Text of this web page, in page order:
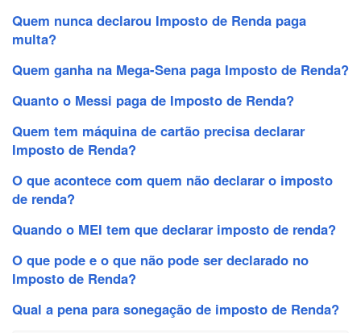
Quem nunca declarou Imposto de Renda paga
multa?
Quem ganha na Mega-Sena paga Imposto de Renda?
Quanto o Messi paga de Imposto de Renda?
Quem tem máquina de cartão precisa declarar
Imposto de Renda?
O que acontece com quem não declarar o imposto
de renda?
Quando o MEI tem que declarar imposto de renda?
O que pode e o que não pode ser declarado no
Imposto de Renda?
Qual a pena para sonegação de imposto de Renda?